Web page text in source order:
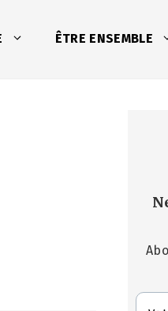
ÊTRE ENSEMBLE